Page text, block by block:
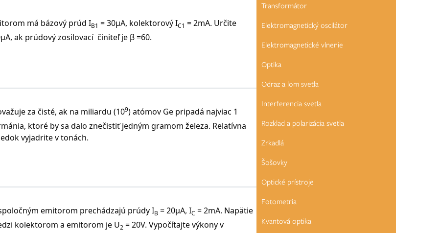
má bázový prúd IB1 = 30μA, kolektorový IC1 = 2mA. Určite
ak prúdový zosilovací činiteľ je β =60.
za čisté, ak na miliardu (109) atómov Ge pripadá najviac 1
ktoré by sa dalo znečistiť jedným gramom železa. Relatívna
vyjadrite v tonách.
emitorom prechádzajú prúdy IB = 20μA, IC = 2mA. Napätie
kolektorom a emitorom je U2 = 20V. Vypočítajte výkony v
Transformátor
Elektromagnetický oscilátor
Elektromagnetické vlnenie
Optika
Odraz a lom svetla
Interferencia svetla
Rozklad a polarizácia svetla
Zrkadlá
Šošovky
Optické prístroje
Fotometria
Kvantová optika